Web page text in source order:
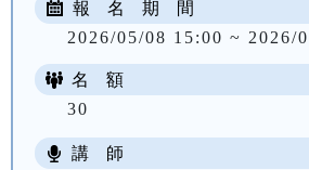
報 名 期 間
2026/05/08 15:00 ~ 2026/
名 額
30
講 師